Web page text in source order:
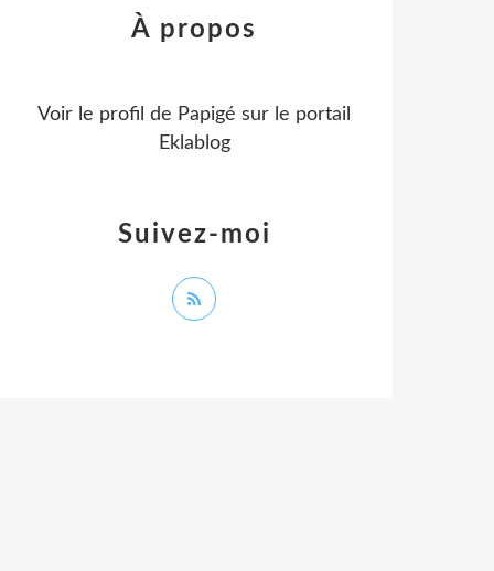
Suivez-moi
À propos
Voir le profil de Papigé sur le portail
Eklablog